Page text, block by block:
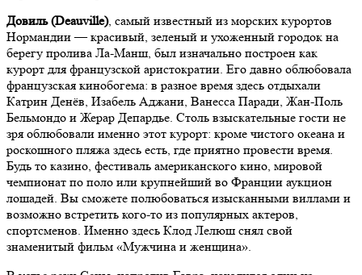
Довиль (Deauville), самый известный из морских курортов
Нормандии — красивый, зеленый и ухоженный городок на
берегу пролива Ла-Манш, был изначально построен как
курорт для французской аристократии. Его давно облюбовала
французская кинобогема: в разное время здесь отдыхали
Катрин Денёв, Изабель Аджани, Ванесса Паради, Жан-Поль
Бельмондо и Жерар Депардье. Столь взыскательные гости не
зря облюбовали именно этот курорт: кроме чистого океана и
роскошного пляжа здесь есть, где приятно провести время.
Будь то казино, фестиваль американского кино, мировой
чемпионат по поло или крупнейший во Франции аукцион
лошадей. Вы сможете полюбоваться изысканными виллами и
возможно встретить кого-то из популярных актеров,
спортсменов. Именно здесь Клод Лелюш снял свой
знаменитый фильм «Мужчина и женщина».